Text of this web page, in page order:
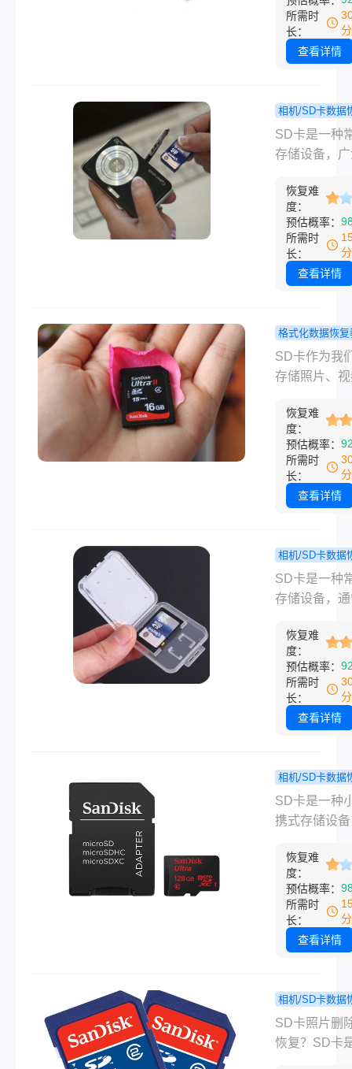
到惊慌和沮
是，请放心
分情况下，
复。下面将
些常用的数
方法。
所需时
长：
查看详情
相机/SD卡数据
程 SD卡的
误删除有什
方法要了解
​SD卡是一种
存储设备，
行车记录仪
中。然而，
我们会不小
SD卡中的文
致重要数据
就显得尤为
本文将为您
卡的文件被
法。
恢复难
度：
预估概率：
所需时
长：
查看详情
格式化数据恢复
不小心格式
SD卡如何
方案!
SD卡作为我
存储照片、
载体，使用
高。然而，
作、系统故
备提示格式
因，常常导
恢复数据这
问题。本文
介绍5种经过
在格式化后
回宝贵数据。
恢复难
度：
预估概率：
所需时
长：
查看详情
相机/SD卡数据
程 sd卡格
么恢复？方
​SD卡是一种
存储设备，
板电脑等设
有时候，我
为误操作或
等原因导致
式化，从而
么恢复呢？
介绍一些常
法和注意事
恢复难
度：
预估概率：
所需时
长：
查看详情
相机/SD卡数据
程 sd卡文
怎么找回？
SD卡是一种
携式存储设
设备中，如
相机、平板
等。它能够
量的照片、
音乐等文件
而，如果不
除了SD卡中
或者因为SD
恢复难
度：
预估概率：
所需时
长：
查看详情
相机/SD卡数据
程 sd卡照
怎么恢复？
SD卡照片删
恢复？​SD卡